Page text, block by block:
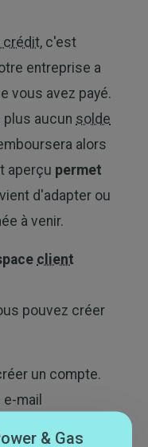
crédit, c'est
entreprise a
vous avez payé.
aucun solde
alors
aperçu permet
d'adapter ou
à venir.
client
pouvez créer
un compte.
mail
& Gas